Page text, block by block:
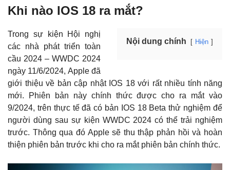
Khi nào IOS 18 ra mắt?
Nội dung chính Hiện
Trong sự kiện Hội nghị
các nhà phát triển toàn
cầu 2024 – WWDC 2024
ngày 11/6/2024, Apple đã
giới thiệu về bản cập nhật IOS 18 với rất nhiều tính năng
mới. Phiên bản này chính thức được cho ra mắt vào
9/2024, trên thực tế đã có bản IOS 18 Beta thử nghiệm để
người dùng sau sự kiện WWDC 2024 có thể trải nghiệm
trước. Thông qua đó Apple sẽ thu thập phản hồi và hoàn
thiện phiên bản trước khi cho ra mắt phiên bản chính thức.